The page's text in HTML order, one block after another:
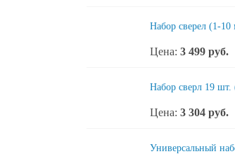
Набор сверел (1-
Цена: 3 499 руб.
Набор сверл 19
Цена: 3 304 руб.
Универсальный